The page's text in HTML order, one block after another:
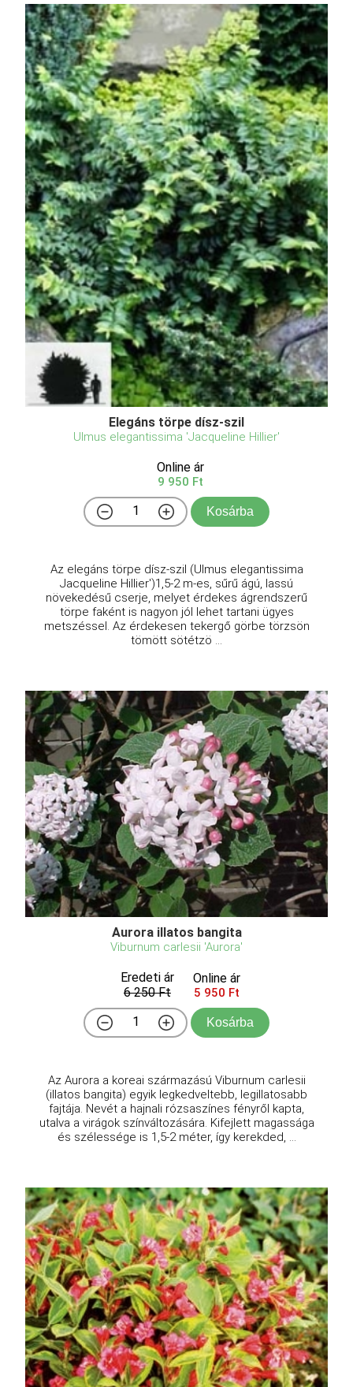
Elegáns törpe dísz-szil
Ulmus elegantissima 'Jacqueline Hillier'
Online ár
9 950 Ft
Kosárba
Az elegáns törpe dísz-szil (Ulmus elegantissima
Jacqueline Hillier')1,5-2 m-es, sűrű ágú, lassú
növekedésű cserje, melyet érdekes ágrendszerű
törpe faként is nagyon jól lehet tartani ügyes
metszéssel. Az érdekesen tekergő görbe törzsön
tömött sötétzö ...
Aurora illatos bangita
Viburnum carlesii 'Aurora'
Eredeti ár
6 250 Ft
Online ár
5 950 Ft
Kosárba
Az Aurora a koreai származású Viburnum carlesii
(illatos bangita) egyik legkedveltebb, legillatosabb
fajtája. Nevét a hajnali rózsaszínes fényről kapta,
utalva a virágok színváltozására. Kifejlett magassága
és szélessége is 1,5-2 méter, így kerekded, ...